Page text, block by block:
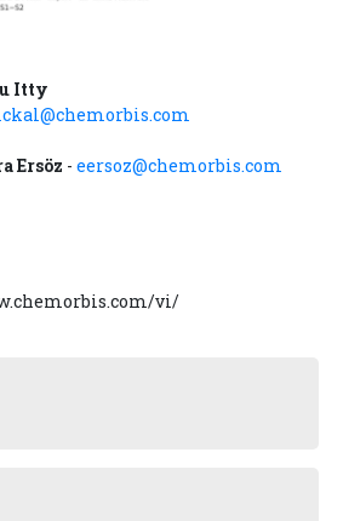
Itty
Ersöz - eersoz@chemorbis.com
vi/